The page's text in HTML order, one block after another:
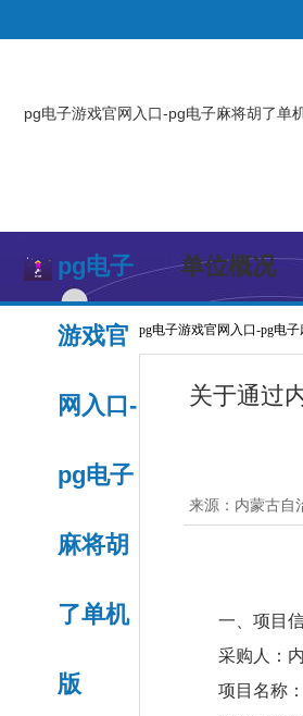
pg电子游戏官网入口-pg电子麻将胡了单
pg电子
游戏官
网入口-
pg电子
麻将胡
了单机
版
单位概况
pg电子游戏官网入口-pg电
关于通过
来源： 内蒙古自
一、项目
采购人：
项目名称